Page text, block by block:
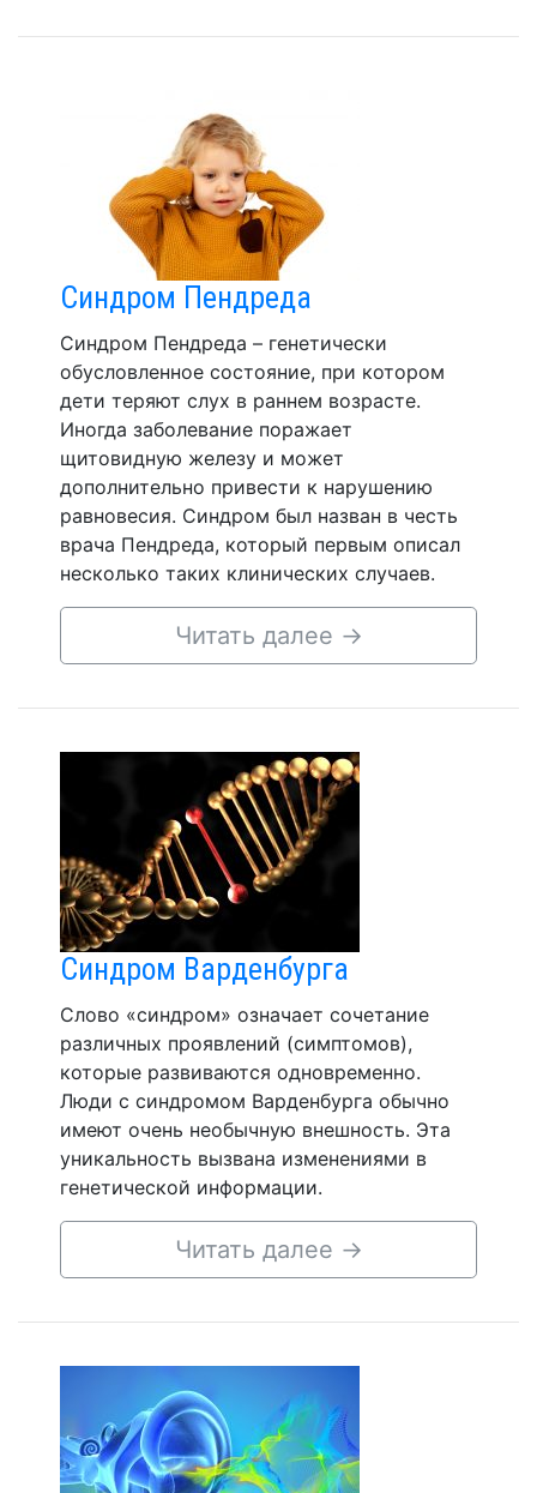
Синдром Пендреда
Синдром Пендреда – генетически
обусловленное состояние, при котором
дети теряют слух в раннем возрасте.
Иногда заболевание поражает
щитовидную железу и может
дополнительно привести к нарушению
равновесия. Синдром был назван в честь
врача Пендреда, который первым описал
несколько таких клинических случаев.
Читать далее →
Синдром Варденбурга
Слово «синдром» означает сочетание
различных проявлений (симптомов),
которые развиваются одновременно.
Люди с синдромом Варденбурга обычно
имеют очень необычную внешность. Эта
уникальность вызвана изменениями в
генетической информации.
Читать далее →